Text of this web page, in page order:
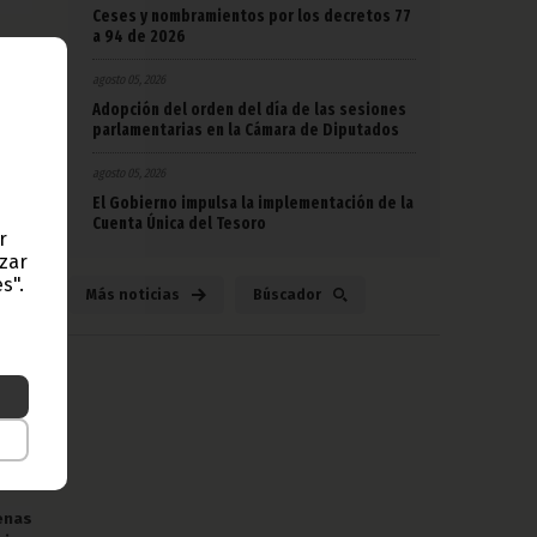
la
un
de
Ceses y nombramientos por los decretos 77
a 94 de 2026
agosto 05, 2026
Adopción del orden del día de las sesiones
parlamentarias en la Cámara de Diputados
agosto 05, 2026
El Gobierno impulsa la implementación de la
Cuenta Única del Tesoro
Más noticias Búscador